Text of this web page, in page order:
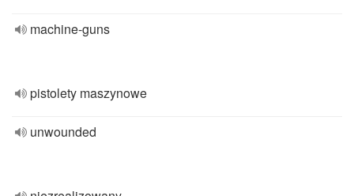
machine-guns
pistolety maszynowe
unwounded